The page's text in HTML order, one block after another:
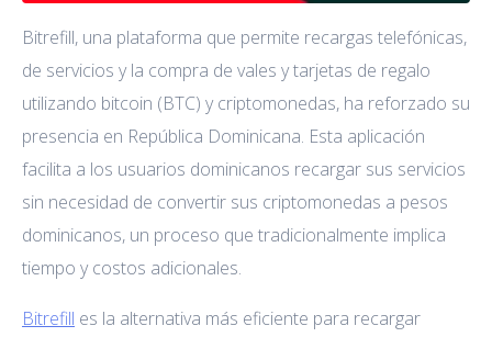
Bitrefill, una plataforma que permite recargas telefónicas,
de servicios y la compra de vales y tarjetas de regalo
utilizando bitcoin (BTC) y criptomonedas, ha reforzado su
presencia en República Dominicana. Esta aplicación
facilita a los usuarios dominicanos recargar sus servicios
sin necesidad de convertir sus criptomonedas a pesos
dominicanos, un proceso que tradicionalmente implica
tiempo y costos adicionales.
Bitrefill es la alternativa más eficiente para recargar